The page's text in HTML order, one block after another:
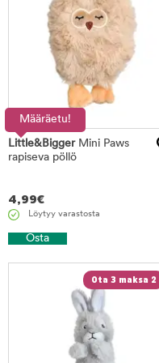
Määräetu!
Little&BiggerMini Paws
rapiseva pöllö
4,99€
Löytyy varastosta
Osta
Ota 3 maksa 2